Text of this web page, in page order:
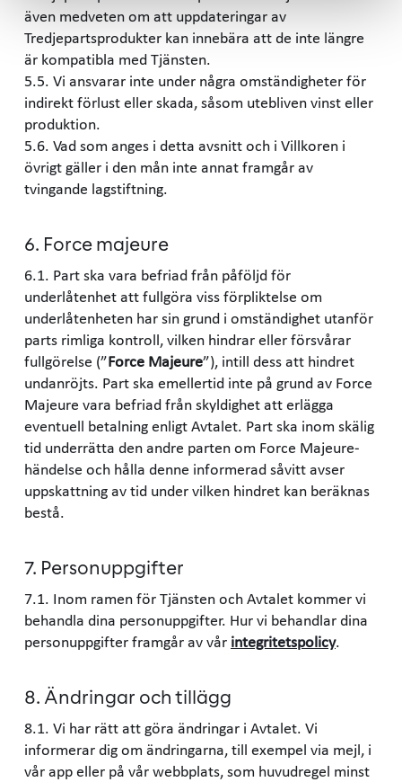
även medveten om att uppdateringar av
Tredjepartsprodukter kan innebära att de inte längre
är kompatibla med Tjänsten.
5.5. Vi ansvarar inte under några omständigheter för
indirekt förlust eller skada, såsom utebliven vinst eller
produktion.
5.6. Vad som anges i detta avsnitt och i Villkoren i
övrigt gäller i den mån inte annat framgår av
tvingande lagstiftning.
6. Force majeure
6.1. Part ska vara befriad från påföljd för
underlåtenhet att fullgöra viss förpliktelse om
underlåtenheten har sin grund i omständighet utanför
parts rimliga kontroll, vilken hindrar eller försvårar
fullgörelse (”Force Majeure”), intill dess att hindret
undanröjts. Part ska emellertid inte på grund av Force
Majeure vara befriad från skyldighet att erlägga
eventuell betalning enligt Avtalet. Part ska inom skälig
tid underrätta den andre parten om Force Majeure-
händelse och hålla denne informerad såvitt avser
uppskattning av tid under vilken hindret kan beräknas
bestå.
7. Personuppgifter
7.1. Inom ramen för Tjänsten och Avtalet kommer vi
behandla dina personuppgifter. Hur vi behandlar dina
personuppgifter framgår av vår integritetspolicy.
8. Ändringar och tillägg
8.1. Vi har rätt att göra ändringar i Avtalet. Vi
informerar dig om ändringarna, till exempel via mejl, i
vår app eller på vår webbplats, som huvudregel minst